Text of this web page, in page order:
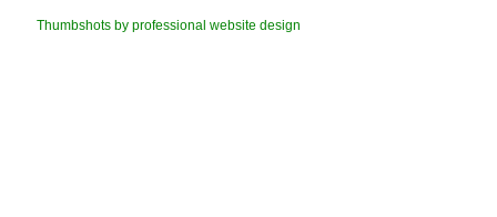
Thumbshots by professional website design